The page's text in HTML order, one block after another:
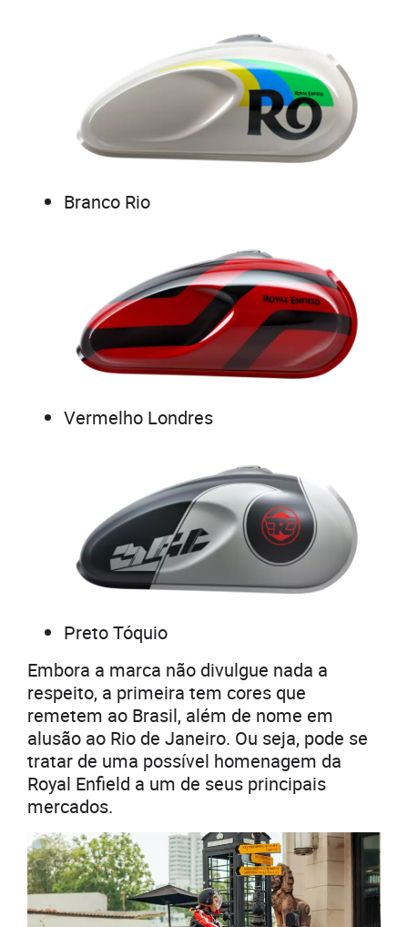
Branco Rio
Vermelho Londres
Preto Tóquio
Embora a marca não divulgue nada a
respeito, a primeira tem cores que
remetem ao Brasil, além de nome em
alusão ao Rio de Janeiro. Ou seja, pode se
tratar de uma possível homenagem da
Royal Enfield a um de seus principais
mercados.